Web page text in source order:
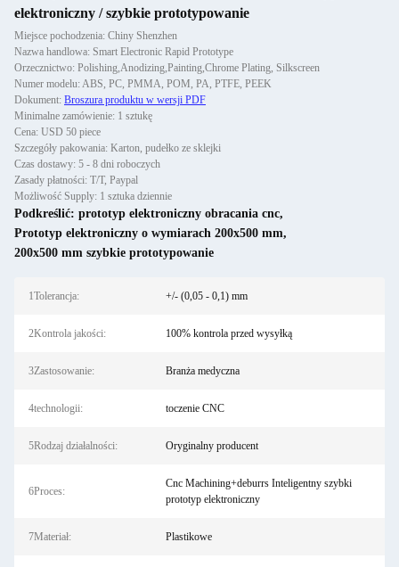
elektroniczny / szybkie prototypowanie
Miejsce pochodzenia: Chiny Shenzhen
Nazwa handlowa: Smart Electronic Rapid Prototype
Orzecznictwo: Polishing,Anodizing,Painting,Chrome Plating, Silkscreen
Numer modelu: ABS, PC, PMMA, POM, PA, PTFE, PEEK
Dokument: Broszura produktu w wersji PDF
Minimalne zamówienie: 1 sztukę
Cena: USD 50 piece
Szczegóły pakowania: Karton, pudełko ze sklejki
Czas dostawy: 5 - 8 dni roboczych
Zasady płatności: T/T, Paypal
Możliwość Supply: 1 sztuka dziennie
Podkreślić: prototyp elektroniczny obracania cnc,
Prototyp elektroniczny o wymiarach 200x500 mm,
200x500 mm szybkie prototypowanie
1Tolerancja: +/- (0,05 - 0,1) mm
2Kontrola jakości: 100% kontrola przed wysyłką
3Zastosowanie: Branża medyczna
4technologii: toczenie CNC
5Rodzaj działalności: Oryginalny producent
6Proces:
Cnc Machining+deburrs Inteligentny szybki
prototyp elektroniczny
7Materiał: Plastikowe